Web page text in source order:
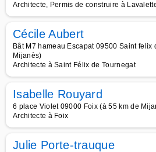
Architecte, Permis de construire à
Cécile Aubert
Bât M7 hameau Escapat 09500 Saint felix
Mijanès)
Architecte à Saint Félix de Tournegat
Isabelle Rouyard
6 place Violet 09000 Foix (à 55 km de
Architecte à Foix
Julie Porte-trauque